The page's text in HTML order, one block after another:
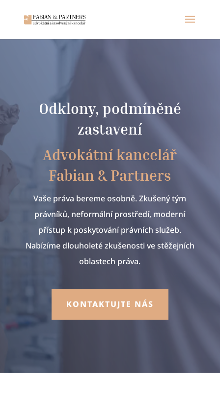
Odklony, podmíněné
zastavení
Advokátní kancelář
Fabian & Partners
Vaše práva bereme osobně. Zkušený tým
právníků, neformální prostředí, moderní
přístup k poskytování právních služeb.
Nabízíme dlouholeté zkušenosti ve stěžejních
oblastech práva.
KONTAKTUJTE NÁS